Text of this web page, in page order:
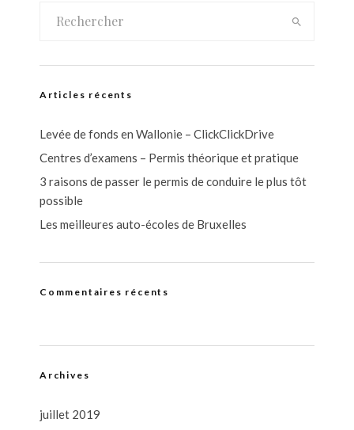
Articles récents
Levée de fonds en Wallonie – ClickClickDrive
Centres d’examens – Permis théorique et pratique
3 raisons de passer le permis de conduire le plus tôt
possible
Les meilleures auto-écoles de Bruxelles
Commentaires récents
Archives
juillet 2019